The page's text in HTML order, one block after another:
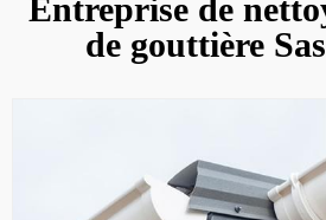
Entreprise de
de gouttière